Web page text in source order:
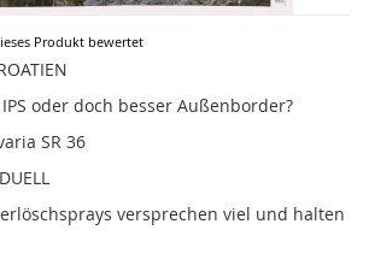
Produkt bewertet
oder doch besser Außenborder?
SR 36
versprechen viel und halten